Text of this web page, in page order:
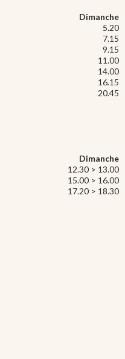
Dimanche
5.20
7.15
9.15
11.00
14.00
16.15
20.45
Dimanche
12.30 > 13.00
15.00 > 16.00
17.20 > 18.30